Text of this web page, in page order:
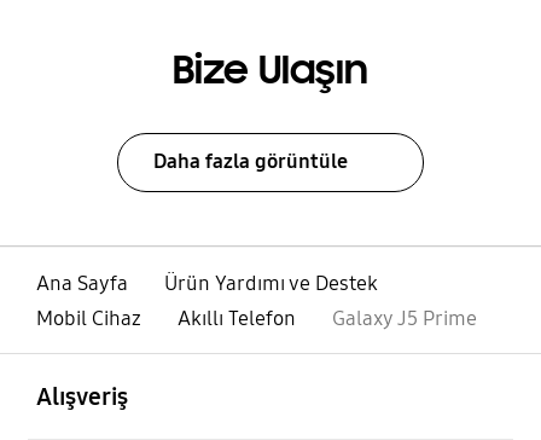
Bize Ulaşın
Daha fazla görüntüle
Ana Sayfa
Ürün Yardımı ve Destek
Mobil Cihaz
Akıllı Telefon Galaxy J5 Prime
Alışveriş